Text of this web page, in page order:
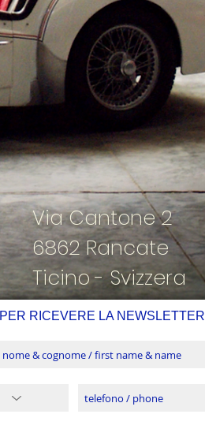
Via Cantone 2
6862 Rancate
Ticino - Svizzera
PER RICEVERE LA NEWSLETTER